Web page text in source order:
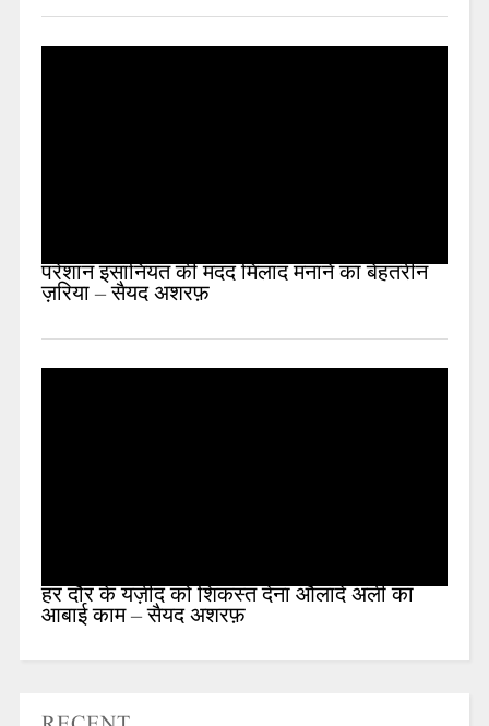
परेशान इंसानियत की मदद मिलाद मनाने का बेहतरीन
ज़रिया – सैयद अशरफ़
हर दौर के यज़ीद को शिकस्त देना औलादे अली का
आबाई काम – सैयद अशरफ़